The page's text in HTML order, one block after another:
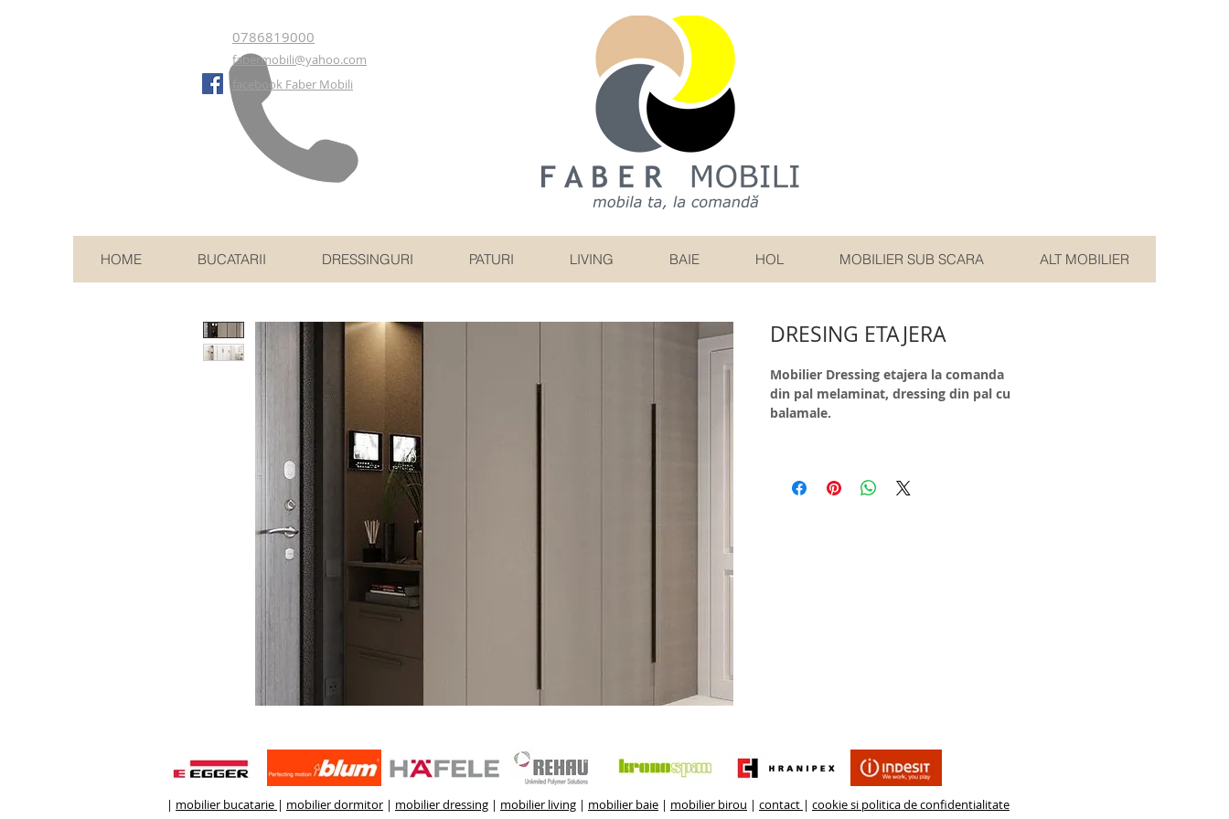
0786819000
fabermobili@yahoo.com
facebook Faber Mobili
HOME BUCATARII DRESSINGURI PATURI LIVING BAIE HOL MOBILIER SUB SCARA ALT MOBILIER
DRESING ETAJERA
Mobilier Dressing etajera la comanda
din pal melaminat, dressing din pal cu
balamale.
Optional: sertare, lift haine, sertar
| mobilier bucatarie | mobilier dormitor | mobilier dressing | mobilier living | mobilier baie | mobilier birou | contact | cookie si politica de confidentialitate